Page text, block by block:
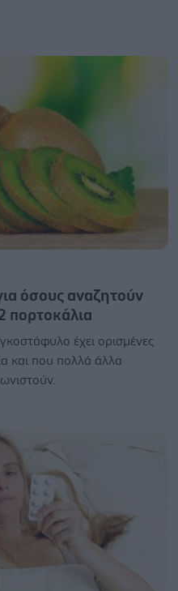
όσους αναζητούν
πορτοκάλια
έχει ορισμένες
και που πολλά άλλα